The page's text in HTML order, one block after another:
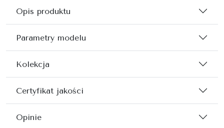
Opis produktu
Parametry modelu
Kolekcja
Certyfikat jakości
Opinie